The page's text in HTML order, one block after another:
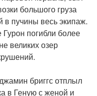
большого груза
в пучины весь экипаж.
погибли более
великих озер
бриггс отплыл
в Геную с женой и